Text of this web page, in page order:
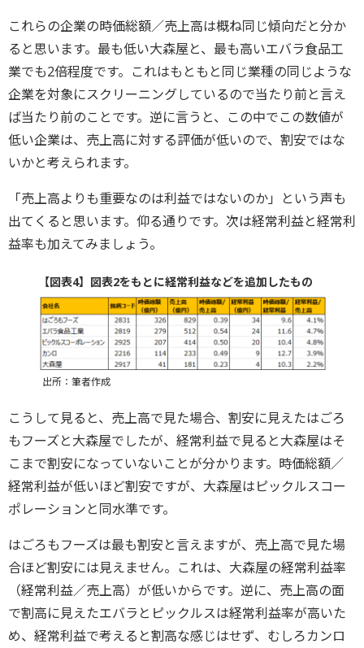
これらの企業の時価総額／売上高は概ね同じ傾向だと分か
ると思います。最も低い大森屋と、最も高いエバラ食品工
業でも2倍程度です。これはもともと同じ業種の同じような
企業を対象にスクリーニングしているので当たり前と言え
ば当たり前のことです。逆に言うと、この中でこの数値が
低い企業は、売上高に対する評価が低いので、割安ではな
いかと考えられます。
「売上高よりも重要なのは利益ではないのか」という声も
出てくると思います。仰る通りです。次は経常利益と経常利
益率も加えてみましょう。
【図表4】図表2をもとに経常利益などを追加したもの
出所：筆者作成
こうして見ると、売上高で見た場合、割安に見えたはごろ
もフーズと大森屋でしたが、経常利益で見ると大森屋はそ
こまで割安になっていないことが分かります。時価総額／
経常利益が低いほど割安ですが、大森屋はピックルスコー
ポレーションと同水準です。
はごろもフーズは最も割安と言えますが、売上高で見た場
合ほど割安には見えません。これは、大森屋の経常利益率
（経常利益／売上高）が低いからです。逆に、売上高の面
で割高に見えたエバラとピックルスは経常利益率が高いた
め、経常利益で考えると割高な感じはせず、むしろカンロ